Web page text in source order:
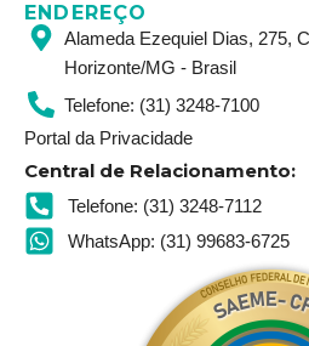
ENDEREÇO
Alameda Ezequiel Dias, 275,
Horizonte/MG - Brasil
Telefone: (31) 3248-7100
Portal da Privacidade
Central de Relacionamento:
Telefone: (31) 3248-7112
WhatsApp: (31) 99683-6725